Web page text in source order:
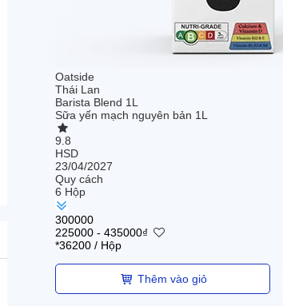
Oatside
Thái Lan
Barista Blend 1L
Sữa yến mạch nguyên bản 1L
9.8
HSD
23/04/2027
Quy cách
6 Hộp
300000
225000 - 435000₫
*36200 / Hộp
Thêm vào giỏ